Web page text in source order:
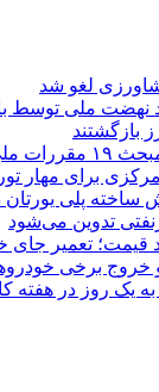
لغو شد
سال
مرکزی برای مهار
ساخته پلی
تدوین می‌شود
قیمت؛ تعمیر جای
برخی خودروها
یک روز در هفته